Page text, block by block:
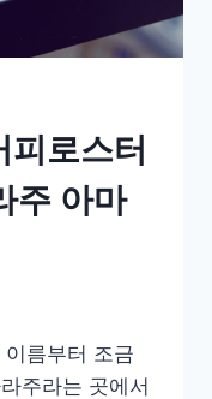
로스터
주 아마
름부터 조금
주라는 곳에서